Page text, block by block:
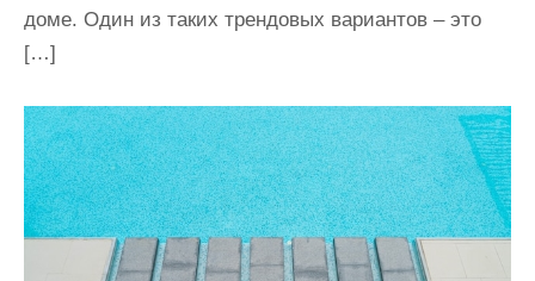
доме. Один из таких трендовых вариантов – это
[…]